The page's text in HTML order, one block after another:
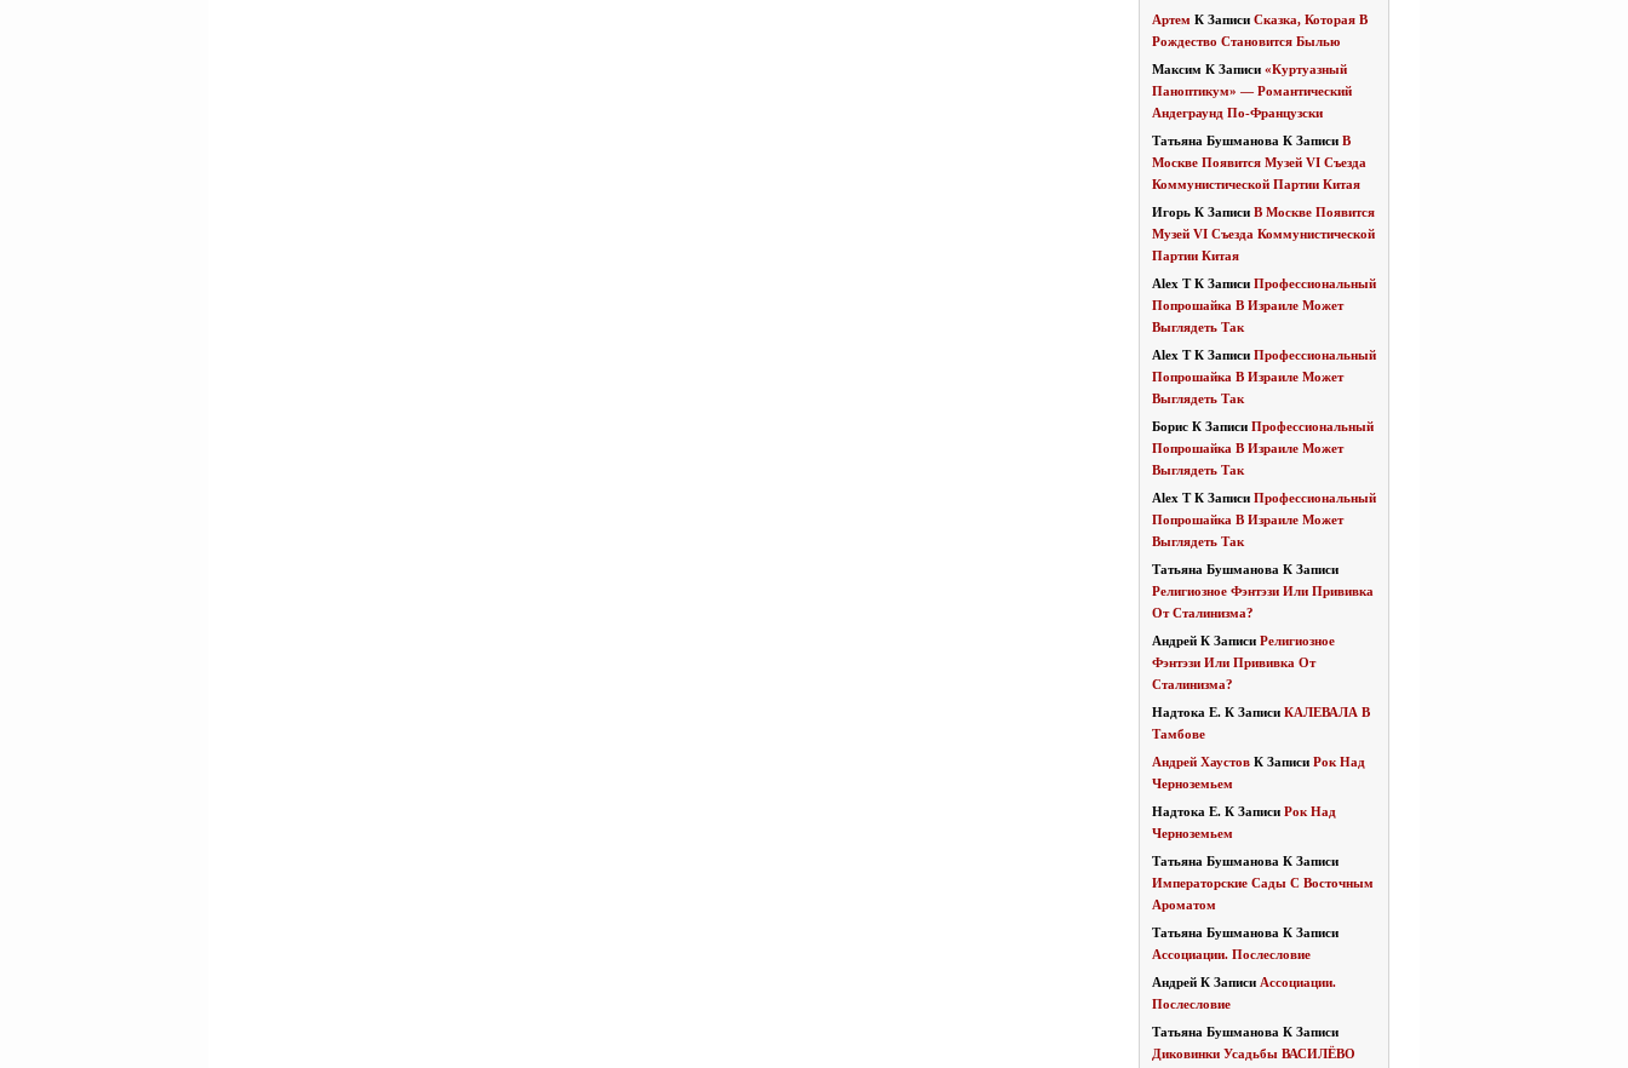
Артем К Записи Сказка, Которая В
Рождество Становится Былью
Максим К Записи «Куртуазный
Паноптикум» — Романтический
Андеграунд По-Французски
Татьяна Бушманова К Записи В
Москве Появится Музей VI Съезда
Коммунистической Партии Китая
ИгорьК Записи В Москве Появится
Музей VI Съезда Коммунистической
Партии Китая
Alex TК Записи Профессиональный
Попрошайка В Израиле Может
Выглядеть Так
Alex TК Записи Профессиональный
Попрошайка В Израиле Может
Выглядеть Так
БорисК Записи Профессиональный
Попрошайка В Израиле Может
Выглядеть Так
Alex TК Записи Профессиональный
Попрошайка В Израиле Может
Выглядеть Так
Татьяна Бушманова К Записи
Религиозное Фэнтэзи Или Прививка
От Сталинизма?
АндрейК Записи Религиозное
Фэнтэзи Или Прививка От
Сталинизма?
Надтока Е.К Записи КАЛЕВАЛА В
Тамбове
Андрей ХаустовК Записи Рок Над
Черноземьем
Надтока Е.К Записи Рок Над
Черноземьем
Татьяна Бушманова К Записи
Императорские Сады С Восточным
Ароматом
Татьяна Бушманова К Записи
Ассоциации. Послесловие
АндрейК Записи Ассоциации.
Послесловие
Татьяна Бушманова К Записи
Диковинки Усадьбы ВАСИЛЁВО